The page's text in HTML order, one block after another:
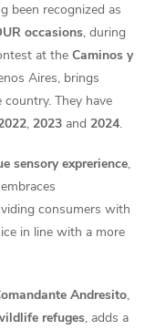
been recognized as
occasions, during
at the Caminos y
Aires, brings
They have
, 2023 and 2024.
sensory exprerience,
consumers with
in line with a more
Andresito,
refuges, adds a